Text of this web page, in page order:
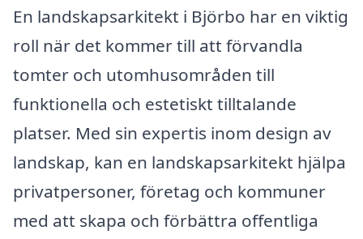
En landskapsarkitekt i Björbo har en viktig
roll när det kommer till att förvandla
tomter och utomhusområden till
funktionella och estetiskt tilltalande
platser. Med sin expertis inom design av
landskap, kan en landskapsarkitekt hjälpa
privatpersoner, företag och kommuner
med att skapa och förbättra offentliga